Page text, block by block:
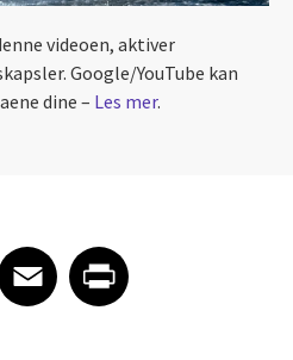
videoen, aktiver
Google/YouTube kan
dine – Les mer.
Share article on Email
EmailShare article on Print